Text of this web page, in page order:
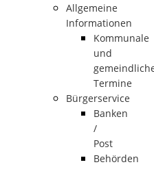
Allgemeine
Informationen
Kommunale
und
Termine
Bürgerservice
Banken
/
Post
Behörden